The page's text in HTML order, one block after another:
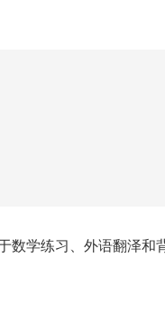
数学练习、外语翻泽和